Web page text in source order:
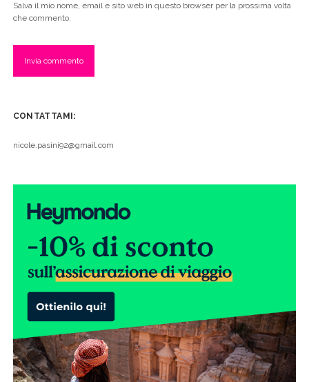
Salva il mio nome, email e sito web in questo browser per la prossima volta
che commento.
CONTATTAMI:
nicole.pasini92@gmail.com